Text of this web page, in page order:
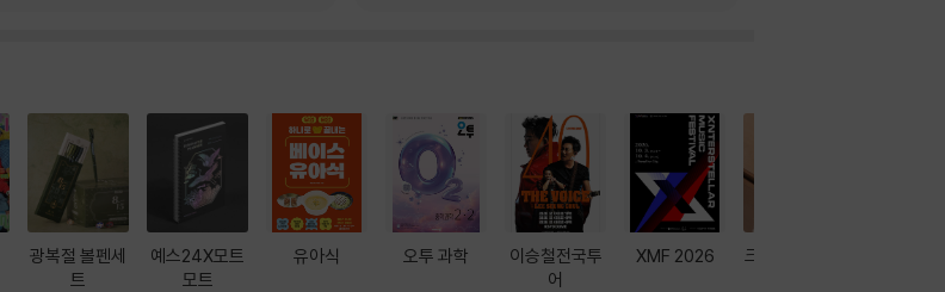
광복절 볼펜세
트
예스24X모트
모트
유아식 오투 과학
이승철전국투
어
XMF 2026
크레마 이북 리